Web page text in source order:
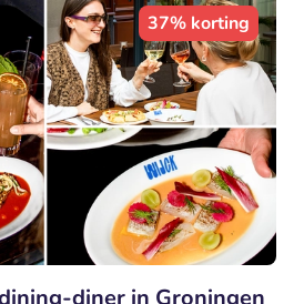
37% korting
diner in Groningen